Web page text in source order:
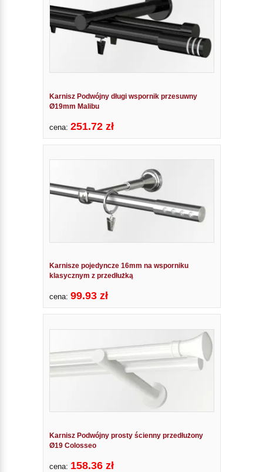
Karnisz Podwójny długi wspornik przesuwny
Ø19mm Malibu
cena: 251.72 zł
Karnisze pojedyncze 16mm na wsporniku
klasycznym z przedłużką
cena: 99.93 zł
Karnisz Podwójny prosty ścienny przedłużony
Ø19 Colosseo
cena: 158.36 zł